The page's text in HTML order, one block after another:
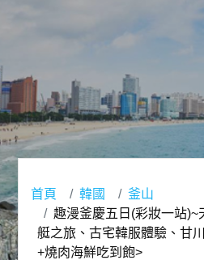
客製服務
會員登入
首頁 韓國
釜山
趣漫釜慶五日(彩妝一站
艇之旅、古宅韓服體驗、甘
+燒肉海鮮吃到飽>